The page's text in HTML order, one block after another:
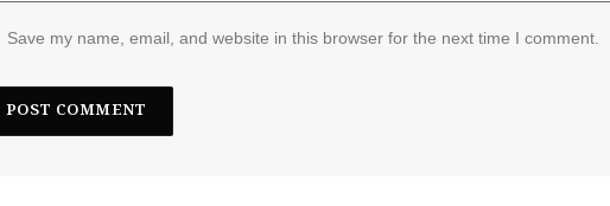
Save my name, email, and website in this browser for the next time I comment.